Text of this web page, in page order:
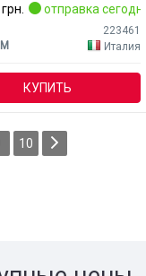
грн. отправка
223461
Италия
КУПИТЬ
10